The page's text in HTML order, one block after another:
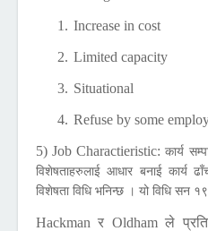
1. Increase in cost
2. Limited capacity
3. Situational
4. Refuse by some
5) Job Charactieristic:कार्य
विशेषताहरुलाई आधार बनाई कार्य
विशेषता विधि भनिन्छ । यो विधि सन
Hackman र Oldhamले